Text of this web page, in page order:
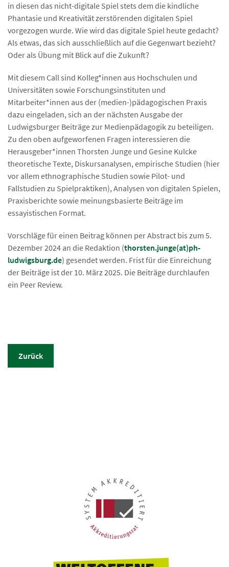
in diesen das nicht-digitale Spiel stets dem die kindliche
Phantasie und Kreativität zerstörenden digitalen Spiel
vorgezogen wurde. Wie wird das digitale Spiel heute gedacht?
Als etwas, das sich ausschließlich auf die Gegenwart bezieht?
Oder als Übung mit Blick auf die Zukunft?
Mit diesem Call sind Kolleg*innen aus Hochschulen und
Universitäten sowie Forschungsinstituten und
Mitarbeiter*innen aus der (medien-)pädagogischen Praxis
dazu eingeladen, sich an der nächsten Ausgabe der
Ludwigsburger Beiträge zur Medienpädagogik zu beteiligen.
Zu den oben aufgeworfenen Fragen interessieren die
Herausgeber*innen Thorsten Junge und Gesine Kulcke
theoretische Texte, Diskursanalysen, empirische Studien (hier
vor allem ethnographische Studien sowie Pilot- und
Fallstudien zu Spielpraktiken), Analysen von digitalen Spielen,
Praxisberichte sowie meinungsbasierte Beiträge im
essayistischen Format.
Vorschläge für einen Beitrag können per Abstract bis zum 5.
Dezember 2024 an die Redaktion (thorsten.junge(at)ph-
ludwigsburg.de) gesendet werden. Frist für die Einreichung
der Beiträge ist der 10. März 2025. Die Beiträge durchlaufen
ein Peer Review.
Zurück